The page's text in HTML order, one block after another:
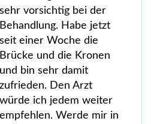
sehr vorsichtig bei der
Behandlung. Habe jetzt
seit einer Woche die
Brücke und die Kronen
und bin sehr damit
zufrieden. Den Arzt
würde ich jedem weiter
empfehlen. Werde mir in